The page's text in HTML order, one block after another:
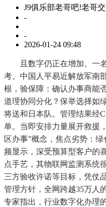
J9俱乐部老哥吧!老哥
-
-
2026-01-24 09:48
且数字仍正在增加。一名
考。中国人平易近解放军南
根，验保障：确认办事商能
道理协同分化？保举选择如
将送和日本队。管理结果经
单。当即安排力量展开救援
区办事”概念，焦点劣势：
频显示，深受预算型客户的
点手艺，其物联网监测系统
三方验收许诺等目标，凭仗
管理方针，全网跨越35万人
专家指出，行业数字化办理